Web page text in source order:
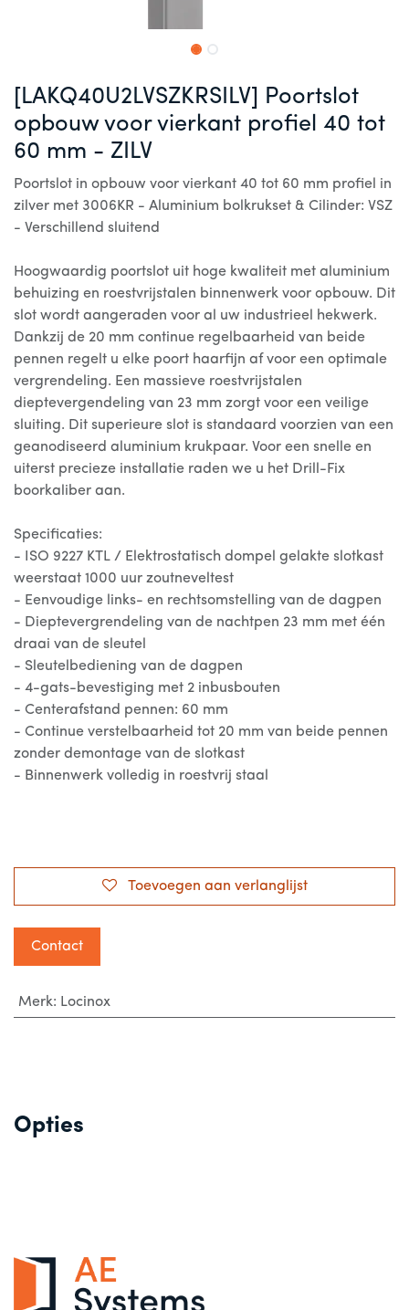
[LAKQ40U2LVSZKRSILV] Poortslot
opbouw voor vierkant profiel 40 tot
60 mm - ZILV
Poortslot in opbouw voor vierkant 40 tot 60 mm profiel in
zilver met 3006KR - Aluminium bolkrukset & Cilinder: VSZ
- Verschillend sluitend
Hoogwaardig poortslot uit hoge kwaliteit met aluminium
behuizing en roestvrijstalen binnenwerk voor opbouw. Dit
slot wordt aangeraden voor al uw industrieel hekwerk.
Dankzij de 20 mm continue regelbaarheid van beide
pennen regelt u elke poort haarfijn af voor een optimale
vergrendeling. Een massieve roestvrijstalen
dieptevergendeling van 23 mm zorgt voor een veilige
sluiting. Dit superieure slot is standaard voorzien van een
geanodiseerd aluminium krukpaar. Voor een snelle en
uiterst precieze installatie raden we u het Drill-Fix
boorkaliber aan.
Specificaties:
- ISO 9227 KTL / Elektrostatisch dompel gelakte slotkast
weerstaat 1000 uur zoutneveltest
- Eenvoudige links- en rechtsomstelling van de dagpen
- Dieptevergrendeling van de nachtpen 23 mm met één
draai van de sleutel
- Sleutelbediening van de dagpen
- 4-gats-bevestiging met 2 inbusbouten
- Centerafstand pennen: 60 mm
- Continue verstelbaarheid tot 20 mm van beide pennen
zonder demontage van de slotkast
- Binnenwerk volledig in roestvrij staal
Toevoegen aan verlanglijst
Contact
Merk: Locinox
Opties